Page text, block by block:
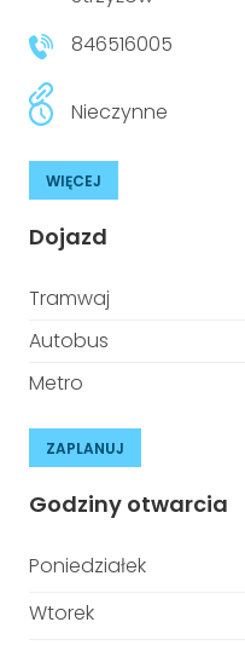
Prawo
Aktualności
846516005
Nieczynne
WIĘCEJ
Dojazd
Tramwaj
Autobus
Metro
ZAPLANUJ
Godziny otwarcia
Poniedziałek
Wtorek